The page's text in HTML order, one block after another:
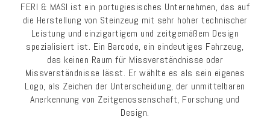
FERI & MASI ist ein portugiesisches Unternehmen, das auf
die Herstellung von Steinzeug mit sehr hoher technischer
Leistung und einzigartigem und zeitgemäßem Design
spezialisiert ist. Ein Barcode, ein eindeutiges Fahrzeug,
das keinen Raum für Missverständnisse oder
Missverständnisse lässt. Er wählte es als sein eigenes
Logo, als Zeichen der Unterscheidung, der unmittelbaren
Anerkennung von Zeitgenossenschaft, Forschung und
Design.